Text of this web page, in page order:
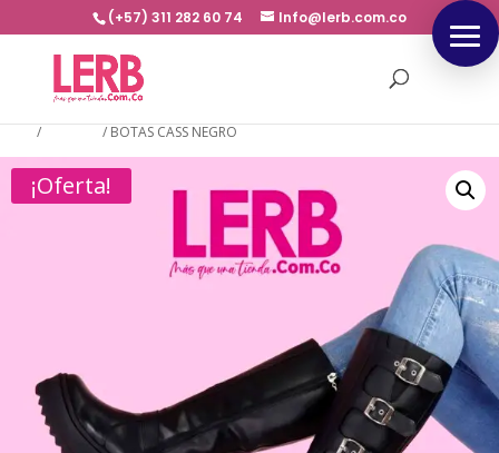
(+57) 311 282 60 74 Info@lerb.com.co
/ / BOTAS CASS NEGRO
¡Oferta!